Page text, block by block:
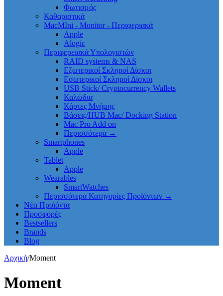
Φωτισμός
Καθαριστικά
MacMIni - Monitor - Περιφεριακά
Apple
Alogic
Περιφερειακά Υπολογιστών
RAID systems & NAS
Εξωτερικοί Σκληροί Δίσκοι
Εσωτερικοί Σκληροί Δίσκοι
USB Stick/ Cryptocurrency Wallets
Καλώδια
Κάρτες Μνήμης
Βάσεις/HUB Mac/ Docking Station
Mac Pro Add on
Περισσότερα →
Smartphones
Apple
Tablet
Apple
Wearables
SmartWatches
Περισσότερα Κατηγορίες Προϊόντων →
Νέα Προϊόντα
Προσφορές
Bestsellers
Brands
Blog
Αρχική/Moment
Moment